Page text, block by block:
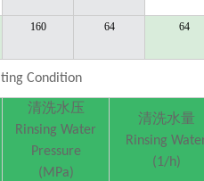
160 64 64
Condition
清洗水压
Rinsing Water
Pressure
(MPa)
清洗水量
Rinsing
(1/h)